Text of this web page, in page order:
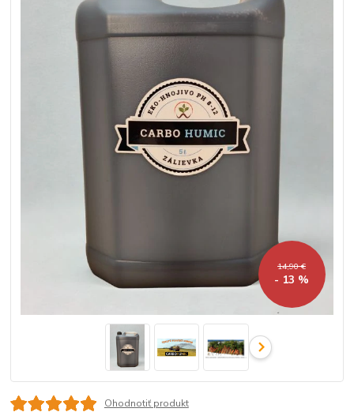
14,90 €
- 13 %
Ohodnotiť produkt